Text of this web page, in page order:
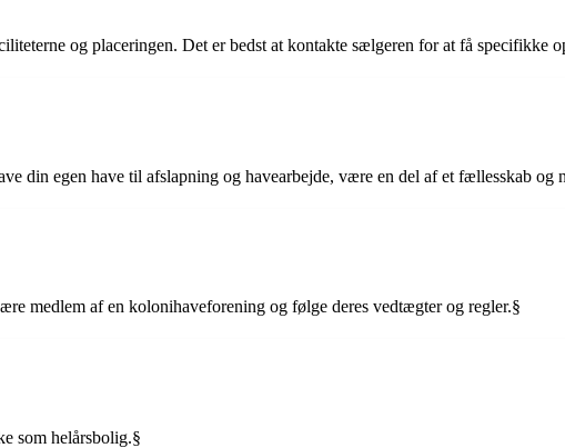
og placeringen. Det er bedst at kontakte sælgeren for at få specifikke
din egen have til afslapning og havearbejde, være en del af et fællesskab og
medlem af en kolonihaveforening og følge deres vedtægter og regler.§
som helårsbolig.§